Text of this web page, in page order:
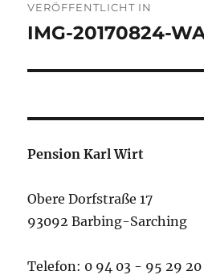
VERÖFFENTLICHT IN
IMG-20170824-
Pension Karl Wirt
Obere Dorfstraße 17
93092 Barbing-Sarching
Telefon: 0 94 03 - 95 29 20